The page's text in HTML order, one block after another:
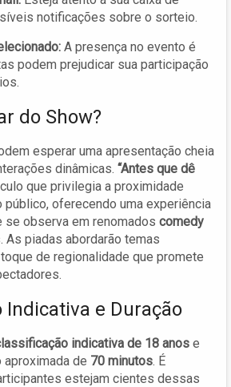
notificações sobre o sorteio.
A presença no evento é
podem prejudicar sua participação
do Show?
esperar uma apresentação cheia
dinâmicas. “Antes que dê
que privilegia a proximidade
oferecendo uma experiência
se observa em renomados comedy
As piadas abordarão temas
de regionalidade que promete
Indicativa e Duração
indicativa de 18 anos e
aproximada de 70 minutos. É
estejam cientes dessas